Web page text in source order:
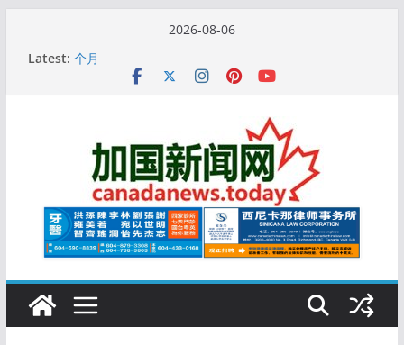
2026-08-06
Latest: 10万人排队入籍加拿大！美占一半，现在申请要等19
加拿大人平均周薪升至此数！你有没有？
特鲁多半裸与水果姐海滩激吻! 热恋一年感情持续升温
更多名校恢复SAT 考试，新学年大学申请开跑7个大不